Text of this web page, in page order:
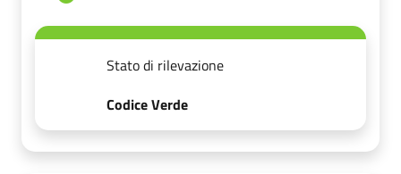
Stato di rilevazione
Codice Verde